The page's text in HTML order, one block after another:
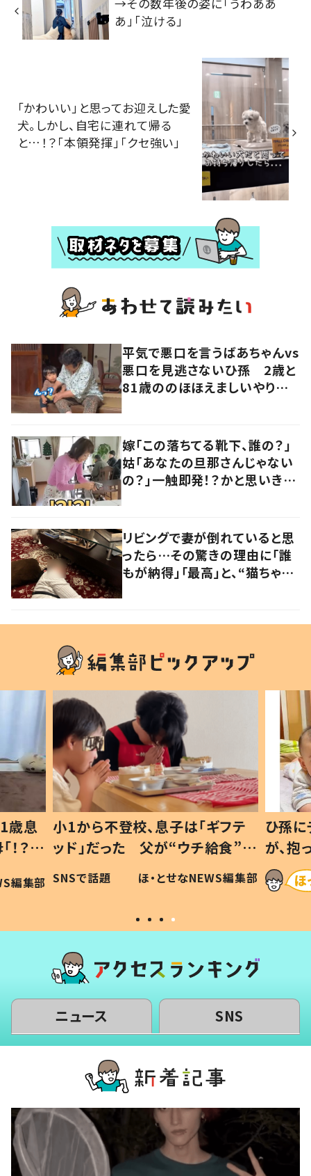
あ」「泣ける」
「かわいい」と思ってお迎えした愛
犬。しかし、自宅に連れて帰る
と…！？「本領発揮」「クセ強い」
平気で悪口を言うばあちゃんvs
悪口を見逃さないひ孫 2歳と
81歳ののほほえましいやり取り
嫁「この落ちてる靴下、誰の？」
姑「あなたの旦那さんじゃない
の？」一触即発！？かと思いき
リビングで妻が倒れていると思
ったら…その驚きの理由に「誰
もが納得」「最高」と、“猫ちゃん
歳息
？」
編集部
小1から不登校、息子は「ギフテ
ッド」だった 父が“ウチ給食”を
作り続ける理由とは #令和の親
#令和の子
SNSで話題 ほ・とせなNEWS編集部
ひ孫
が、
「涙が
い」
ニュース SNS